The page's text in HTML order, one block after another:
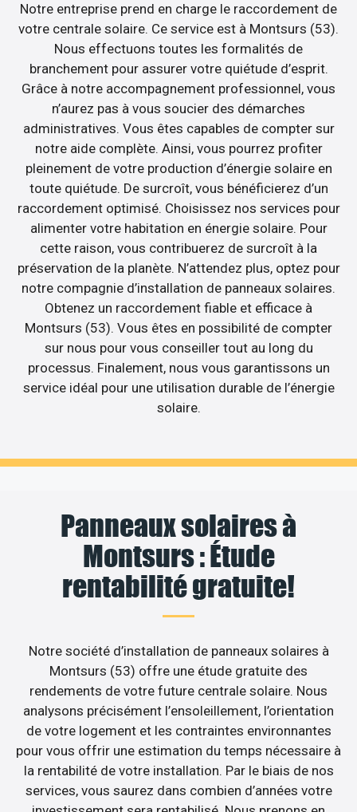
Notre entreprise prend en charge le raccordement de
votre centrale solaire. Ce service est à Montsurs (53).
Nous effectuons toutes les formalités de
branchement pour assurer votre quiétude d’esprit.
Grâce à notre accompagnement professionnel, vous
n’aurez pas à vous soucier des démarches
administratives. Vous êtes capables de compter sur
notre aide complète. Ainsi, vous pourrez profiter
pleinement de votre production d’énergie solaire en
toute quiétude. De surcroît, vous bénéficierez d’un
raccordement optimisé. Choisissez nos services pour
alimenter votre habitation en énergie solaire. Pour
cette raison, vous contribuerez de surcroît à la
préservation de la planète. N’attendez plus, optez pour
notre compagnie d’installation de panneaux solaires.
Obtenez un raccordement fiable et efficace à
Montsurs (53). Vous êtes en possibilité de compter
sur nous pour vous conseiller tout au long du
processus. Finalement, nous vous garantissons un
service idéal pour une utilisation durable de l’énergie
solaire.
Panneaux solaires à
Montsurs : Étude
rentabilité gratuite!
Notre société d’installation de panneaux solaires à
Montsurs (53) offre une étude gratuite des
rendements de votre future centrale solaire. Nous
analysons précisément l’ensoleillement, l’orientation
de votre logement et les contraintes environnantes
pour vous offrir une estimation du temps nécessaire à
la rentabilité de votre installation. Par le biais de nos
services, vous saurez dans combien d’années votre